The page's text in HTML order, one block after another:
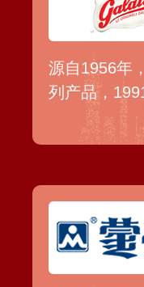
源自1956年
列产品，